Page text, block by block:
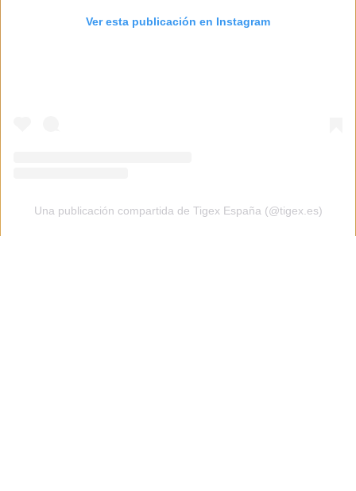
Ver esta publicación en Instagram
Una publicación compartida de Tigex España (@tigex.es)